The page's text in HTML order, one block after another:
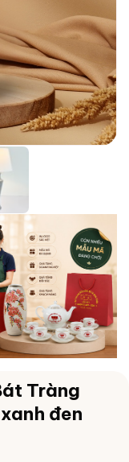
Tràng
đen